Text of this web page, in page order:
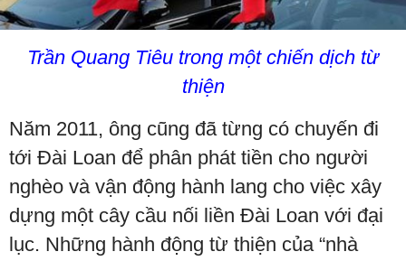
Trần Quang Tiêu trong một chiến dịch từ
thiện
Năm 2011, ông cũng đã từng có chuyến đi
tới Đài Loan để phân phát tiền cho người
nghèo và vận động hành lang cho việc xây
dựng một cây cầu nối liền Đài Loan với đại
lục. Những hành động từ thiện của “nhà